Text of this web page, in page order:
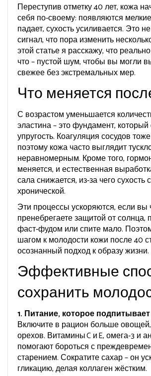
Переступив отметку 40 лет, кожа
себя по‑своему: появляются
падает, сухость усиливается. Это
сигнал, что пора изменить
этой статье я расскажу, что
что – пустой шум, чтобы вы могли
свежее без экстремальных мер.
Что меняется
С возрастом уменьшается
эластина – это фундамент, который
упругость. Коагуляция сосудов
поэтому кожа часто выглядит
неравномерным. Кроме того,
меняется, и естественная
сала снижается, из‑за чего сухость
хронической.
Эти процессы ускоряются, если вы
пренебрегаете защитой от солнца,
фаст‑фудом или спите мало.
шагом к молодости кожи после 40
осознанный подход к образу жизни.
Эффективные
сохранить
1. Питание, которое
Включите в рацион больше
орехов. Витамины C и E, омега‑3 и
помогают бороться с
старением. Сократите сахар – он
гликацию, делая коллаген жёстким.